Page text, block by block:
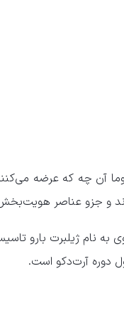
آن چه که عرضه
و جزو عناصر
توسط یک فرانسوی به نام
دوره آرت‌دکو است.